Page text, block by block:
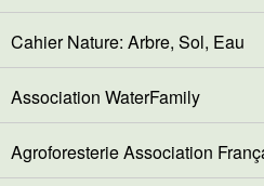
Cahier Nature: Arbre, Sol, Eau
Association WaterFamily
Agroforesterie Association